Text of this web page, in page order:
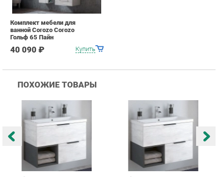
ПОХОЖИЕ ТОВАРЫ
Купить
Corozo Графит 80 Z2
20002 Пайн
13 990 ₽ Купить
Corozo Графит 70 Z2
19638 Пайн
12 165 ₽
info@bath-ekb.ru +7 (343) 382-20-86
КАТАЛОГ ИНФОРМАЦИЯ